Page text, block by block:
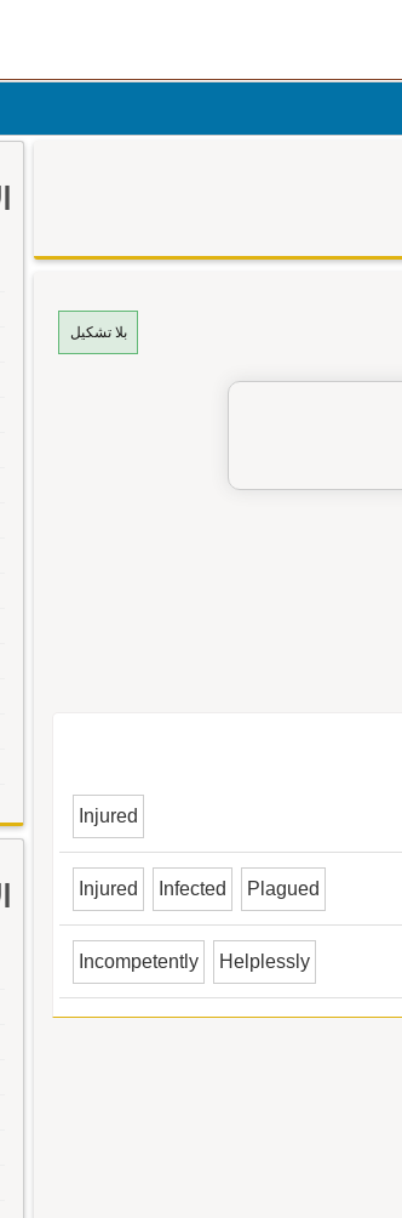
بلا تشكيل
Injured
Injured Infected Plagued
Incompetently Helplessly